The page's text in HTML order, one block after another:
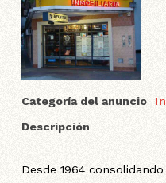
Categoría del anuncio
Descripción
Desde 1964